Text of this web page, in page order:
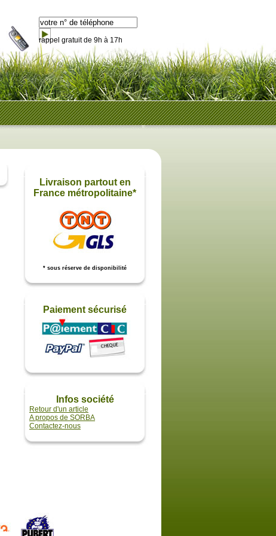
rappel gratuit de 9h à 17h
Livraison partout en
France métropolitaine*
* sous réserve de disponibilité
Paiement sécurisé
Infos société
Retour d'un article
A propos de SORBA
Contactez-nous